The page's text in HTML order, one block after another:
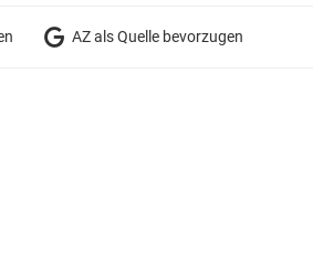
AZ als Quelle bevorzugen